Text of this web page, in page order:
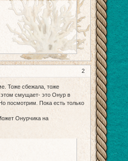
2
Тоже сбежала, тоже
этом смущает- это Онур в
посмотрим. Пока есть только
Онурчика на